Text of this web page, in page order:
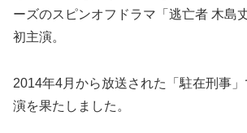
ーズのスピンオフドラマ「逃亡者 木島
初主演。
2014年4月から放送された「駐在刑事
演を果たしました。